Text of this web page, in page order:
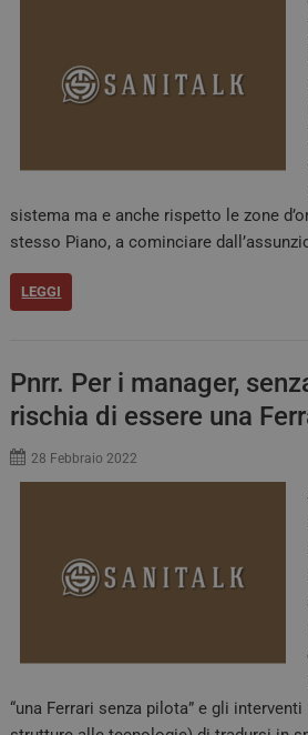
sistema ma e anche rispetto le zone
stesso Piano, a cominciare
LEGGI
Pnrr. Per i manager,
rischia di essere una
28 Febbraio 2022
“una Ferrari senza pilota” e gli